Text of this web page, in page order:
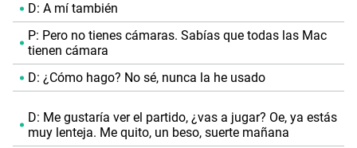
D: A mí también
P: Pero no tienes cámaras. Sabías que todas las Mac
tienen cámara
D: ¿Cómo hago? No sé, nunca la he usado
D: Me gustaría ver el partido, ¿vas a jugar? Oe, ya estás
muy lenteja. Me quito, un beso, suerte mañana